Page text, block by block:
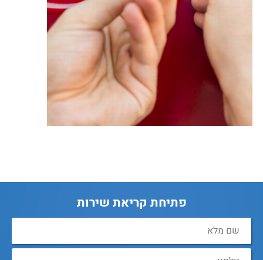
פתיחת קריאת שירות